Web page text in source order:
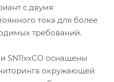
с двумя
тока для более
требований.
SN11xxCO оснащены
окружающей